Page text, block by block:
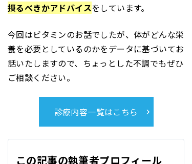
摂るべきかアドバイスをしています。
今回はビタミンのお話でしたが、体がどんな栄
養を必要としているのかをデータに基づいてお
話いたしますので、ちょっとした不調でもぜひ
ご相談ください。
診療内容一覧はこちら
この記事の執筆者プロフィール